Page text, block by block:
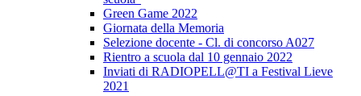
Green Game 2022
Giornata della Memoria
Selezione docente - Cl. di concorso A027
Rientro a scuola dal 10 gennaio 2022
Inviati di RADIOPELL@TI a Festival Lieve
2021